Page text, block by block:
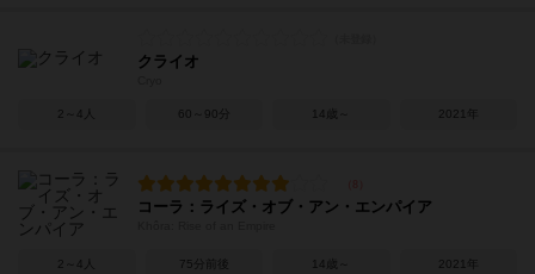
クライオ
2～4人 60～90分 14歳～ 2021年
コーラ：ライズ・オブ・アン・エンパイア
2～4人 75分前後 14歳～ 2021年